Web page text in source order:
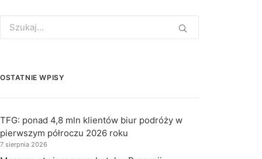
for:
OSTATNIE WPISY
TFG: ponad 4,8 mln klientów biur podróży w
pierwszym półroczu 2026 roku
7 sierpnia 2026